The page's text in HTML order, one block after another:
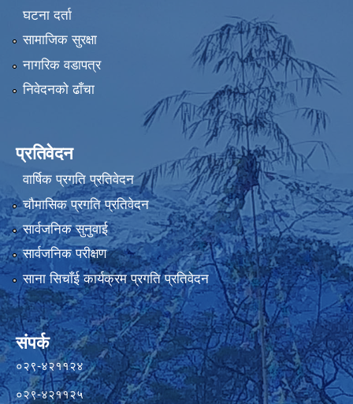
घटना दर्ता
सामाजिक सुरक्षा
नागरिक वडापत्र
निवेदनको ढाँचा
प्रतिवेदन
वार्षिक प्रगति प्रतिवेदन
चौमासिक प्रगति प्रतिवेदन
सार्वजनिक सुनुवाई
सार्वजनिक परीक्षण
साना सिचाँई कार्यक्रम प्रगति प्रतिवेदन
संपर्क
०२९-४२११२४
०२९-४२११२५